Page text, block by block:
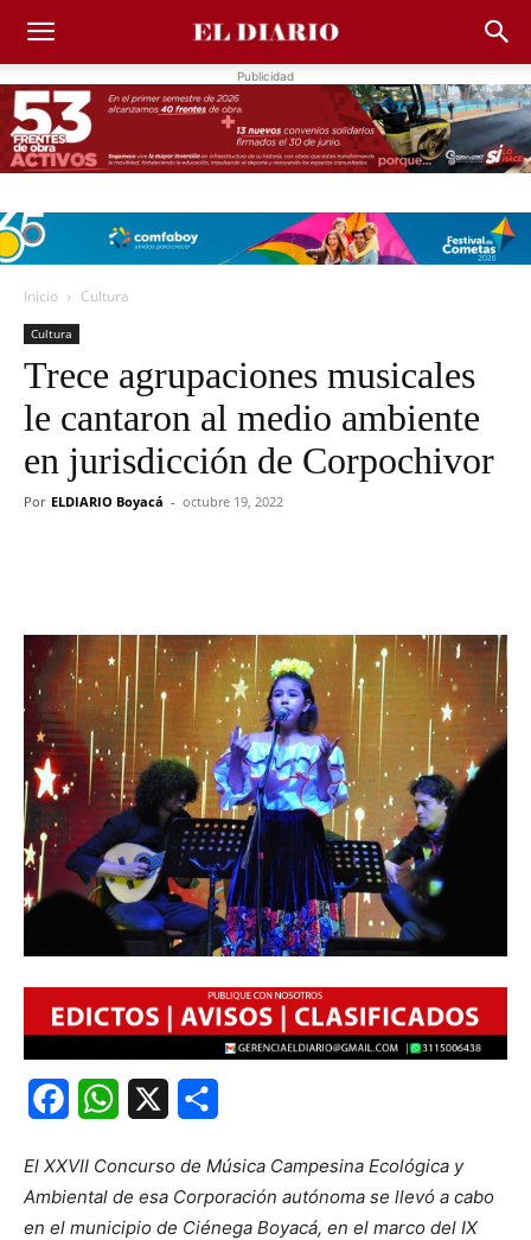
Publicidad
Inicio Cultura
Cultura
Trece agrupaciones musicales
le cantaron al medio ambiente
en jurisdicción de Corpochivor
Por ELDIARIO Boyacá - octubre 19, 2022
FacebookWhatsApp
El XXVII Concurso de Música Campesina Ecológica y
Ambiental de esa Corporación autónoma se llevó a cabo
en el municipio de Ciénega Boyacá, en el marco del IX